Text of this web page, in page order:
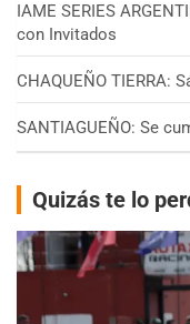
IAME SERIES
con Invitados
CHAQUEÑO TIERRA:
SANTIAGUEÑO: Se
Quizás te lo